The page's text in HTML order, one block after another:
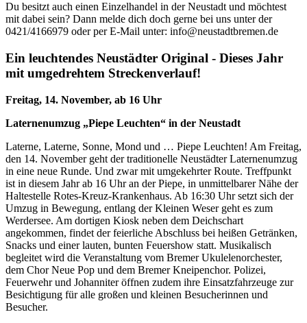
Du besitzt auch einen Einzelhandel in der Neustadt und möchtest
mit dabei sein? Dann melde dich doch gerne bei uns unter der
0421/4166979 oder per E-Mail unter: info@neustadtbremen.de
Ein leuchtendes Neustädter Original - Dieses Jahr
mit umgedrehtem Streckenverlauf!
Freitag, 14. November, ab 16 Uhr
Laternenumzug „Piepe Leuchten“ in der Neustadt
Laterne, Laterne, Sonne, Mond und … Piepe Leuchten! Am Freitag,
den 14. November geht der traditionelle Neustädter Laternenumzug
in eine neue Runde. Und zwar mit umgekehrter Route. Treffpunkt
ist in diesem Jahr ab 16 Uhr an der Piepe, in unmittelbarer Nähe der
Haltestelle Rotes-Kreuz-Krankenhaus. Ab 16:30 Uhr setzt sich der
Umzug in Bewegung, entlang der Kleinen Weser geht es zum
Werdersee. Am dortigen Kiosk neben dem Deichschart
angekommen, findet der feierliche Abschluss bei heißen Getränken,
Snacks und einer lauten, bunten Feuershow statt. Musikalisch
begleitet wird die Veranstaltung vom Bremer Ukulelenorchester,
dem Chor Neue Pop und dem Bremer Kneipenchor. Polizei,
Feuerwehr und Johanniter öffnen zudem ihre Einsatzfahrzeuge zur
Besichtigung für alle großen und kleinen Besucherinnen und
Besucher.